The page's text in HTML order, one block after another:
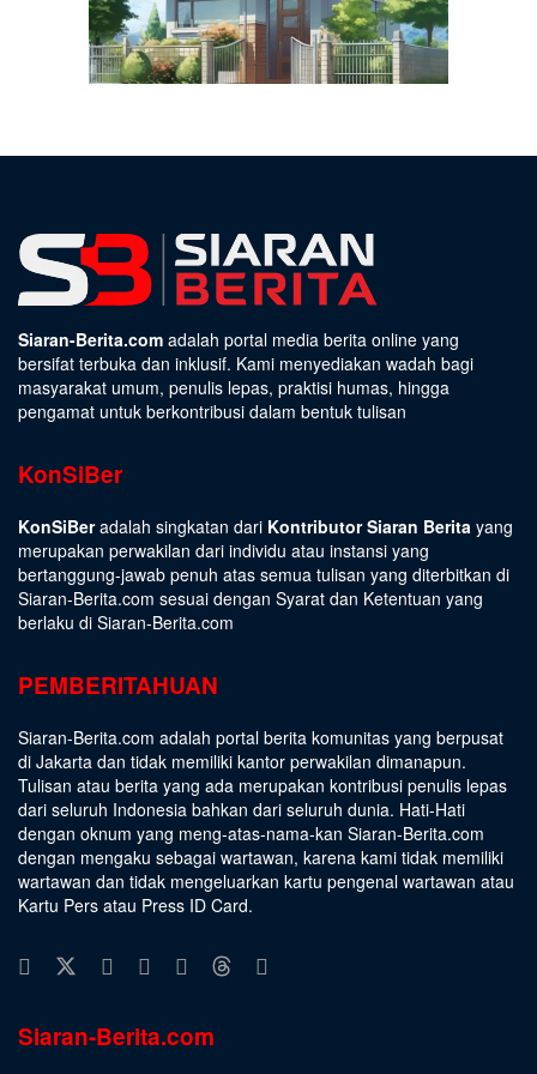
Siaran-Berita.com adalah portal media berita online yang
bersifat terbuka dan inklusif. Kami menyediakan wadah bagi
masyarakat umum, penulis lepas, praktisi humas, hingga
pengamat untuk berkontribusi dalam bentuk tulisan
KonSiBer
KonSiBeradalah singkatan dari Kontributor Siaran Berita yang
merupakan perwakilan dari individu atau instansi yang
bertanggung-jawab penuh atas semua tulisan yang diterbitkan di
Siaran-Berita.com sesuai dengan Syarat dan Ketentuan yang
berlaku di Siaran-Berita.com
PEMBERITAHUAN
Siaran-Berita.com adalah portal berita komunitas yang berpusat
di Jakarta dan tidak memiliki kantor perwakilan dimanapun.
Tulisan atau berita yang ada merupakan kontribusi penulis lepas
dari seluruh Indonesia bahkan dari seluruh dunia. Hati-Hati
dengan oknum yang meng-atas-nama-kan Siaran-Berita.com
dengan mengaku sebagai wartawan, karena kami tidak memiliki
wartawan dan tidak mengeluarkan kartu pengenal wartawan atau
Kartu Pers atau Press ID Card.
Siaran-Berita.com